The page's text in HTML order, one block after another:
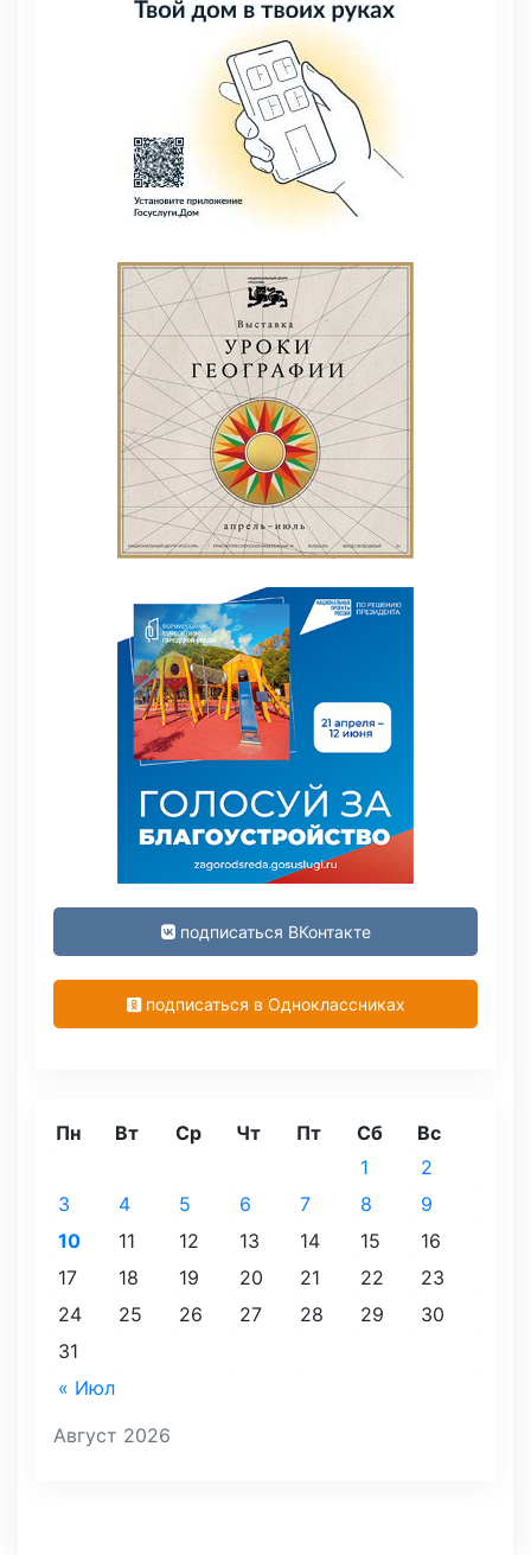
подписаться ВКонтакте
подписаться в Одноклассниках
Август 2026
Пн Вт Ср Чт Пт Сб Вс
« Июл
1
2
3
4 5 6 7 8
9
10
11 12 13 14 15
16
17
18 19 20 21 22
23
24
25 26 27 28 29
30
31